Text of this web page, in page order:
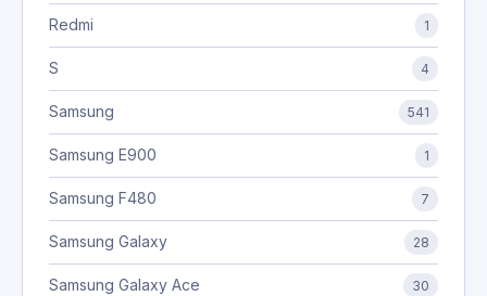
Redmi 1
S 4
Samsung 541
Samsung E900 1
Samsung F480 7
Samsung Galaxy 28
Samsung Galaxy Ace 30